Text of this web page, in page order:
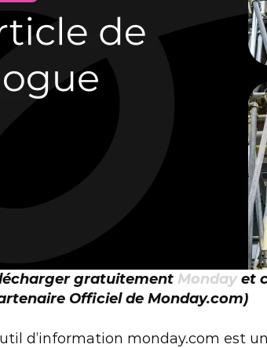
gratuitement Monday et
Officiel de Monday.com)
d’information monday.com est